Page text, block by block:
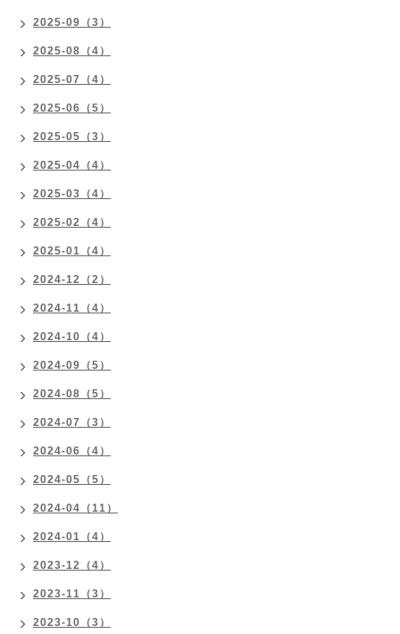
2025-09（3）
2025-08（4）
2025-07（4）
2025-06（5）
2025-05（3）
2025-04（4）
2025-03（4）
2025-02（4）
2025-01（4）
2024-12（2）
2024-11（4）
2024-10（4）
2024-09（5）
2024-08（5）
2024-07（3）
2024-06（4）
2024-05（5）
2024-04（11）
2024-01（4）
2023-12（4）
2023-11（3）
2023-10（3）